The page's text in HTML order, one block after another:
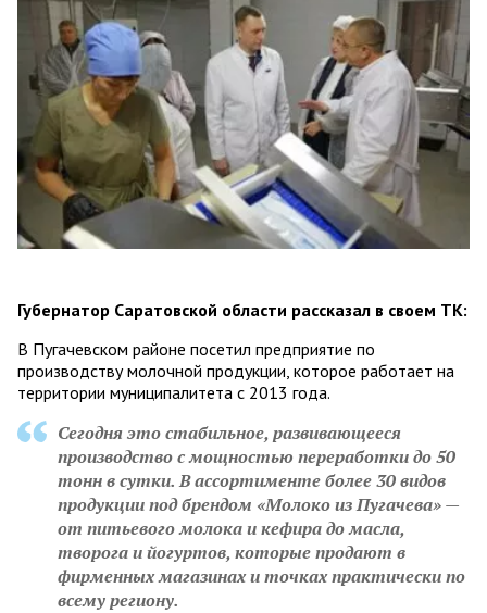
Губернатор Саратовской области рассказал в своем ТК:
В Пугачевском районе посетил предприятие по
производству молочной продукции, которое работает на
территории муниципалитета с 2013 года.
Сегодня это стабильное, развивающееся
производство с мощностью переработки до 50
тонн в сутки. В ассортименте более 30 видов
продукции под брендом «Молоко из Пугачева» —
от питьевого молока и кефира до масла,
творога и йогуртов, которые продают в
фирменных магазинах и точках практически по
всему региону.